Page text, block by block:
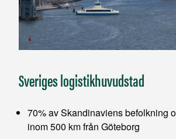
Sveriges logistikhuvudstad
70% av Skandinaviens befolkning
inom 500 km från Göteborg